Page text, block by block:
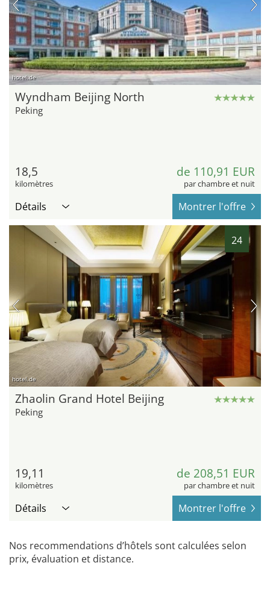
hotel.de
Wyndham Beijing North
Peking
18,5
kilomètres
de 110,91 EUR
par chambre et nuit
Détails Montrer l'offre
24
hotel.de
Zhaolin Grand Hotel Beijing
Peking
19,11
kilomètres
de 208,51 EUR
par chambre et nuit
Détails Montrer l'offre
Nos recommendations d’hôtels sont calculées selon
prix, évaluation et distance.